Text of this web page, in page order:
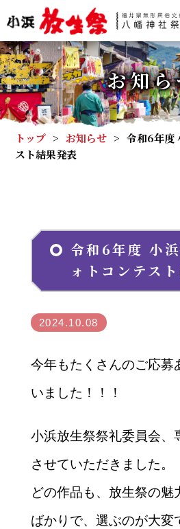
お知
トップ > お知らせ > 令和6年度
スト結果発表
令和6年度 小
ォトコンテス
2024.10.08
今年もたくさんのご応募
いました！！！
小浜放生祭祭礼委員会、
させていただきました。
どの作品も、放生祭の魅
ばかりで、選ぶのが大変